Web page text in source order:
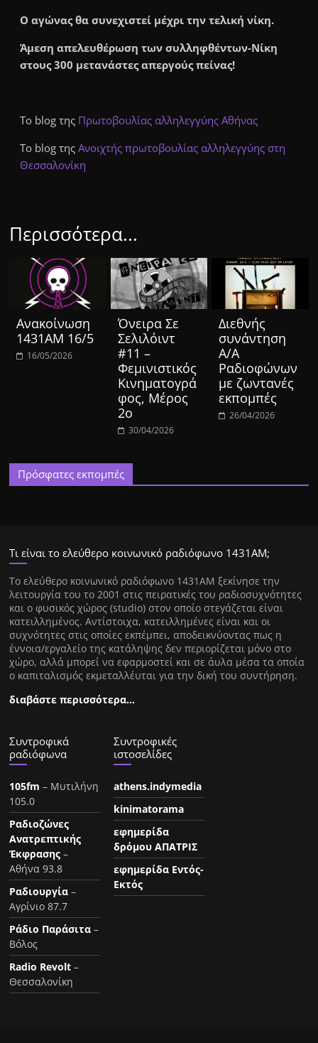
Ο αγώνας θα συνεχιστεί μέχρι την τελική νίκη.
Άμεση απελευθέρωση των συλληφθέντων-Νίκη
στους 300 μετανάστες απεργούς πείνας!
Το blog της Πρωτοβουλίας αλληλεγγύης Αθήνας
Το blog τηςΑνοιχτής πρωτοβουλίας αλληλεγγύης στη
Θεσσαλονίκη
Περισσότερα...
Ανακοίνωση
1431ΑΜ 16/5
16/05/2026
Όνειρα Σε
Σελιλόιντ
#11 –
Φεμινιστικός
Κινηματογρά
φος, Μέρος
2ο
30/04/2026
Διεθνής
συνάντηση
Α/Α
Ραδιοφώνων
με ζωντανές
εκπομπές
26/04/2026
Πρόσφατες εκπομπές
Τι είναι το ελεύθερο κοινωνικό ραδιόφωνο 1431ΑΜ;
Tο ελεύθερο κοινωνικό ραδιόφωνο 1431AM ξεκίνησε την
λειτουργία του το 2001 στις πειρατικές του ραδιοσυχνότητες
και ο φυσικός χώρος (studio) στον οποίο στεγάζεται είναι
κατειλλημένος. Αντίστοιχα, κατειλλημένες είναι και οι
συχνότητες στις οποίες εκπέμπει, αποδεικνύοντας πως η
έννοια/εργαλείο της κατάληψης δεν περιορίζεται μόνο στο
χώρο, αλλά μπορεί να εφαρμοστεί και σε άυλα μέσα τα οποία
ο καπιταλισμός εκμεταλλέυται για την δική του συντήρηση.
διαβάστε περισσότερα…
Συντροφικά
ραδιόφωνα
105fm – Μυτιλήνη
105.0
Ραδιοζώνες
Ανατρεπτικής
Έκφρασης –
Αθήνα 93.8
Ραδιουργία –
Αγρίνιο 87.7
Ράδιο Παράσιτα –
Βόλος
Radio Revolt –
Θεσσαλονίκη
Συντροφικές
ιστοσελίδες
athens.indymedia
kinimatorama
εφημερίδα
δρόμου ΑΠΑΤΡΙΣ
εφημερίδα Εντός-
Εκτός